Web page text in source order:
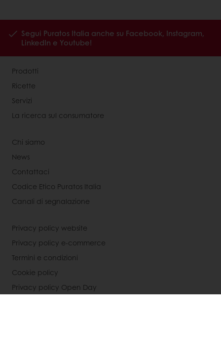
Segui Puratos Italia anche su Facebook, Instagram,
LinkedIn e Youtube!
Prodotti
Ricette
Servizi
La ricerca sul consumatore
Chi siamo
News
Contattaci
Codice Etico Puratos Italia
Canali di segnalazione
Privacy policy website
Privacy policy e-commerce
Termini e condizioni
Cookie policy
Privacy policy Open Day